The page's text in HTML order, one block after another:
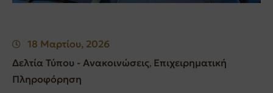
18 Μαρτίου, 2026
Δελτία Τύπου - Ανακοινώσεις‚ Επιχειρηματική
Πληροφόρηση